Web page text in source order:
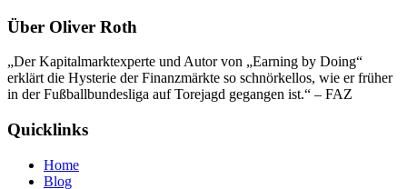
Über Oliver Roth
„Der Kapitalmarktexperte und Autor von „Earning by Doing“
erklärt die Hysterie der Finanzmärkte so schnörkellos, wie er früher
in der Fußballbundesliga auf Torejagd gegangen ist.“ – FAZ
Quicklinks
Home
Blog